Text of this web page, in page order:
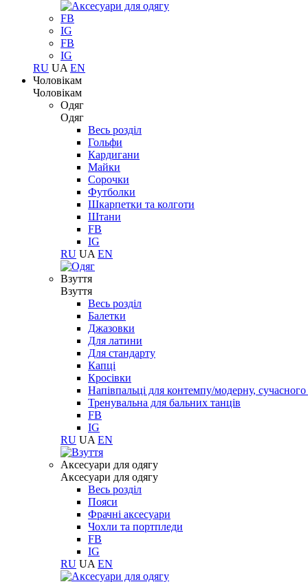
FB
IG
FB
IG
RU UA EN
Чоловікам
Чоловікам
Одяг
Одяг
Весь розділ
Гольфи
Кардигани
Майки
Сорочки
Футболки
Шкарпетки та колготи
Штани
FB
IG
RU UA EN
Взуття
Взуття
Весь розділ
Балетки
Джазовки
Для латини
Для стандарту
Капці
Кросівки
Напівпальці для контемпу/модерну,
Тренувальна для бальних танців
FB
IG
RU UA EN
Aксесуари для одягу
Aксесуари для одягу
Весь розділ
Пояси
Фрачні аксесуари
Чохли та портпледи
FB
IG
RU UA EN